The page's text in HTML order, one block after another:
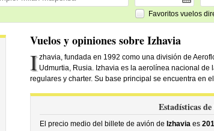
Favoritos vuelos
Vuelos y opiniones sobre Izhavia
I zhavia, fundada en 1992 como una división de
Udmurtia, Rusia. Izhavia es la aerolínea nacional
regulares y charter. Su base principal se encuentra en
Estadísticas
El precio medio del billete de avión de Izhaviaes 201